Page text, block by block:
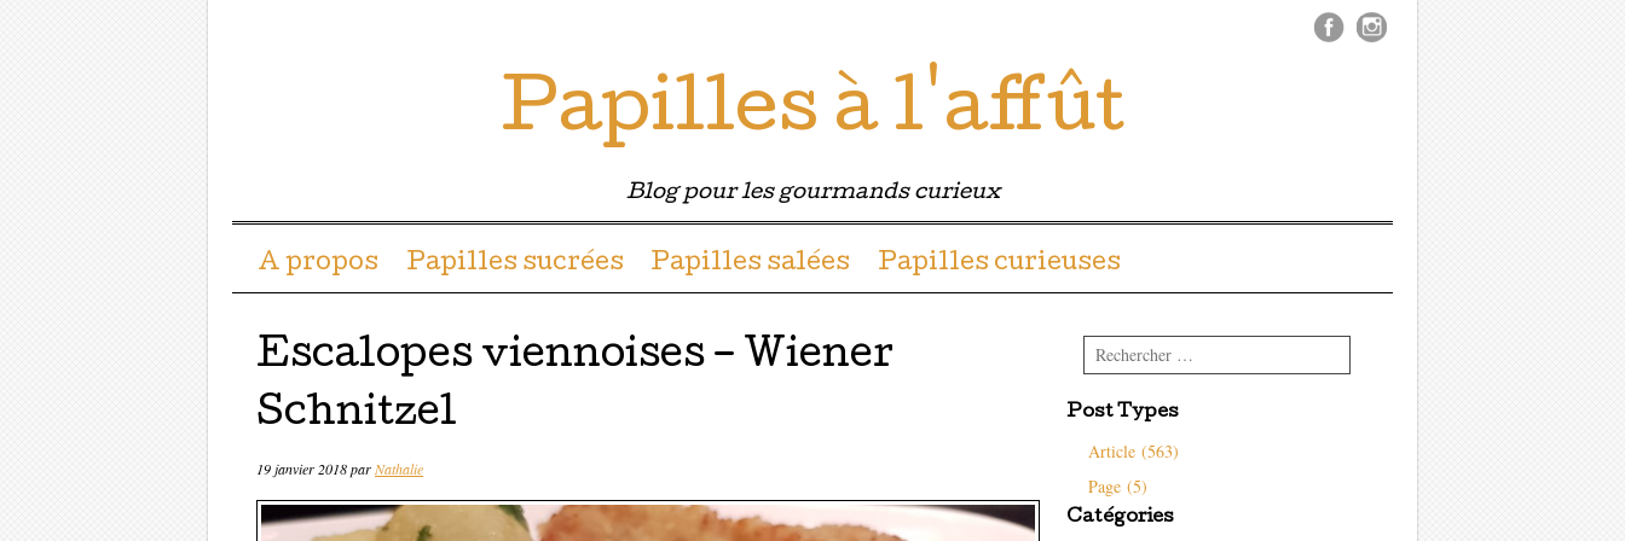
Papilles à l'affût
Blog pour les gourmands curieux
Menu ☰
Passer directement au contenu
A propos Papilles sucrées Papilles salées Papilles curieuses
Escalopes viennoises – Wiener
Schnitzel
19 janvier 2018parNathalie
Rechercher
Post Types
Article (563)
Page (5)
Catégories